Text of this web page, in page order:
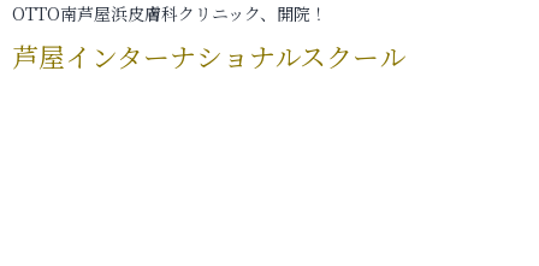
OTTO南芦屋浜皮膚科クリニック、開院！
芦屋インターナショナルスクール